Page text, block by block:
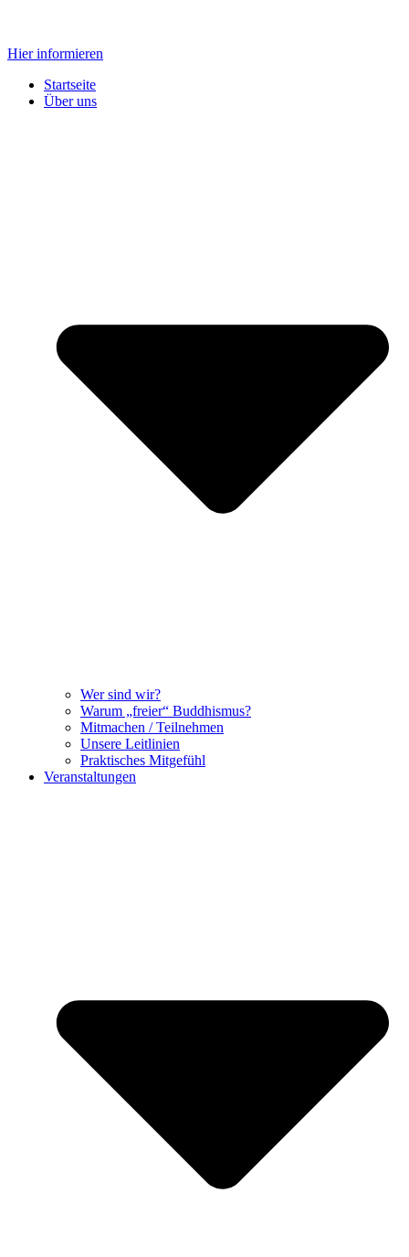
springen
Hier informieren
Startseite
Über uns
Wer sind wir?
Warum „freier“ Buddhismus?
Mitmachen / Teilnehmen
Unsere Leitlinien
Praktisches Mitgefühl
Veranstaltungen